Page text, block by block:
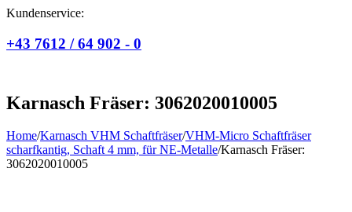
Kundenservice:
+43 7612 / 64 902 - 0
Karnasch Fräser: 3062020010005
Home/Karnasch VHM Schaftfräser/VHM-Micro Schaftfräser
scharfkantig, Schaft 4 mm, für NE-Metalle/Karnasch Fräser:
3062020010005